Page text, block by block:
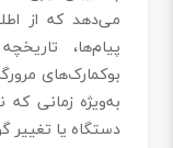
می‌دهد که از
پیام‌ها،
بوکمارک‌های
به‌ویژه زمانی که
دستگاه یا تغییر